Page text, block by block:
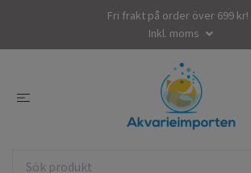
Fri frakt på order över 699 kr!
Inkl. moms